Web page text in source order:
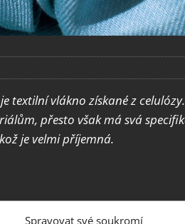
Spravovat své soukromí
textilní vlákno získané z celulózy.
přesto však má svá
je velmi příjemná.